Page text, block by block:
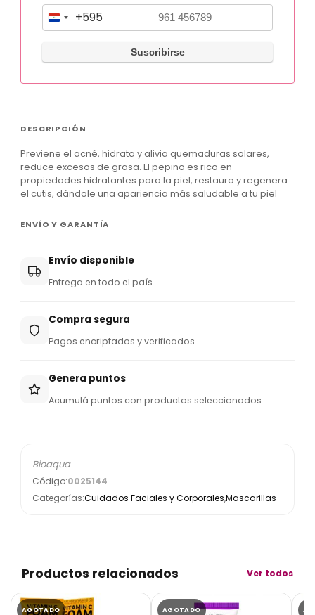
P
r
a
y
+
5
9
+595
DESCRIPCIÓN
Previene el acné, hidrata y alivia quemaduras solares,
reduce excesos de grasa. El pepino es rico en
propiedades hidratantes para la piel, restaura y regenera
el cutis, dándole una apariencia más saludable a tu piel
ENVÍO Y GARANTÍA
Envío disponible
Entrega en todo el país
Compra segura
Pagos encriptados y verificados
Genera puntos
Acumulá puntos con productos seleccionados
Bioaqua
Código:0025144
Categorías:Cuidados Faciales y Corporales,Mascarillas
Productos relacionados Ver todos
AGOTADO AGOTADO